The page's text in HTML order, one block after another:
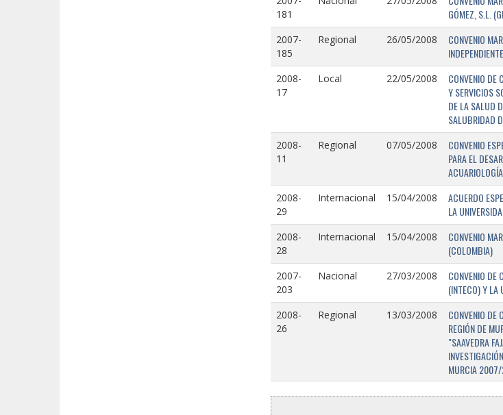
181
GÓMEZ, S.L.
2007-
185
Regional 26/05/2008
CONVENIO
2008-
17
Local 22/05/2008
CONVENIO DE
Y SERVICIOS
DE LA SALUD
SALUBRIDAD
2008-
11
Regional 07/05/2008
CONVENIO
PARA EL
ACUARIOLOGÍA
2008-
29
Internacional 15/04/2008
ACUERDO
LA
2008-
28
Internacional 15/04/2008
CONVENIO
(COLOMBIA)
2007-
203
Nacional 27/03/2008
CONVENIO DE
(INTECO) Y LA
2008-
26
Regional 13/03/2008
CONVENIO DE
REGIÓN DE
"SAAVEDRA
MURCIA